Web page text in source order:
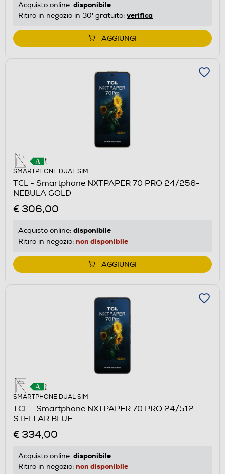
Acquisto online: disponibile
Ritiro in negozio in 30' gratuito: verifica
AGGIUNGI
SMARTPHONE DUAL SIM
TCL - Smartphone NXTPAPER 70 PRO 24/256-
NEBULA GOLD
€ 306,00
Acquisto online: disponibile
Ritiro in negozio: non disponibile
AGGIUNGI
SMARTPHONE DUAL SIM
TCL - Smartphone NXTPAPER 70 PRO 24/512-
STELLAR BLUE
€ 334,00
Acquisto online: disponibile
Ritiro in negozio: non disponibile